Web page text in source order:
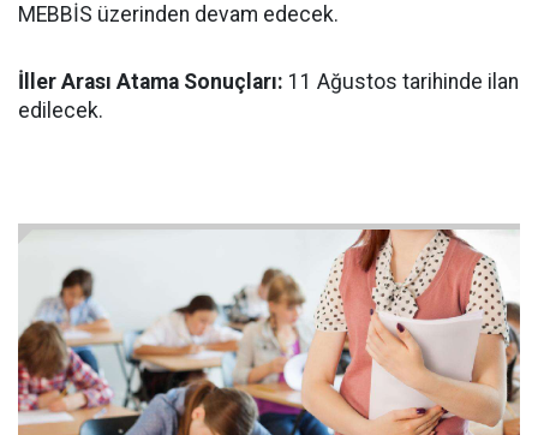
MEBBİS üzerinden devam edecek.
İller Arası Atama Sonuçları: 11 Ağustos tarihinde ilan
edilecek.